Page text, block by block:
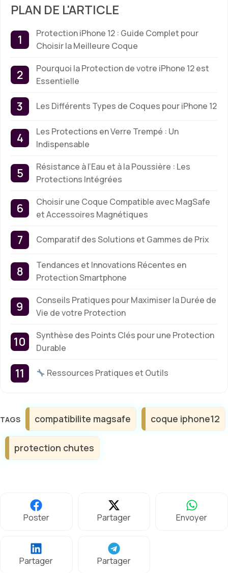
PLAN DE L'ARTICLE
Protection iPhone 12 : Guide Complet pour
Choisir la Meilleure Coque
Pourquoi la Protection de votre iPhone 12 est
Essentielle
Les Différents Types de Coques pour iPhone 12
Les Protections en Verre Trempé : Un
Indispensable
Résistance à l’Eau et à la Poussière : Les
Protections Intégrées
Choisir une Coque Compatible avec MagSafe
et Accessoires Magnétiques
Comparatif des Solutions et Gammes de Prix
Tendances et Innovations Récentes en
Protection Smartphone
Conseils Pratiques pour Maximiser la Durée de
Vie de votre Protection
Synthèse des Points Clés pour une Protection
Durable
Ressources Pratiques et Outils
Étiquettes
compatibilite magsafe coque iphone12
protection chutes
Poster Partager Envoyer
Partager Partager